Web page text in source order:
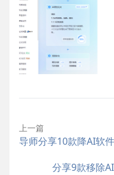
上一篇
导师分享10款降AI软
分享9款移除